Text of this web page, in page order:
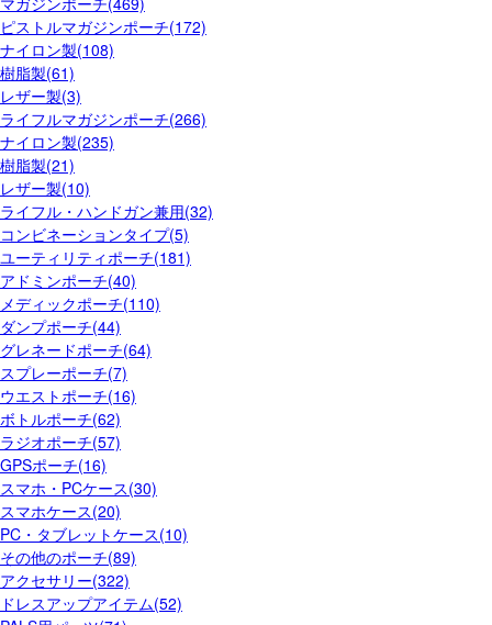
ピストルマガジンポーチ(172)
ナイロン製(108)
樹脂製(61)
レザー製(3)
ライフルマガジンポーチ(266)
ナイロン製(235)
樹脂製(21)
レザー製(10)
ライフル・ハンドガン兼用(32)
コンビネーションタイプ(5)
ユーティリティポーチ(181)
アドミンポーチ(40)
メディックポーチ(110)
ダンプポーチ(44)
グレネードポーチ(64)
スプレーポーチ(7)
ウエストポーチ(16)
ボトルポーチ(62)
ラジオポーチ(57)
GPSポーチ(16)
スマホ・PCケース(30)
スマホケース(20)
PC・タブレットケース(10)
その他のポーチ(89)
アクセサリー(322)
ドレスアップアイテム(52)